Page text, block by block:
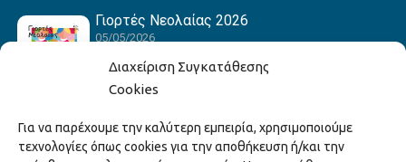
Διαχείριση Συγκατάθεσης
Cookies
Για να παρέχουμε την καλύτερη εμπειρία, χρησιμοποιούμε
τεχνολογίες όπως cookies για την αποθήκευση ή/και την
Γιορτές Νεολαίας 2026
05/05/2026
Hack the Match: Γνωρίζοντας τα Αμερικανικά
Αθλήματα! Δημιουργώντας το Δικό σου